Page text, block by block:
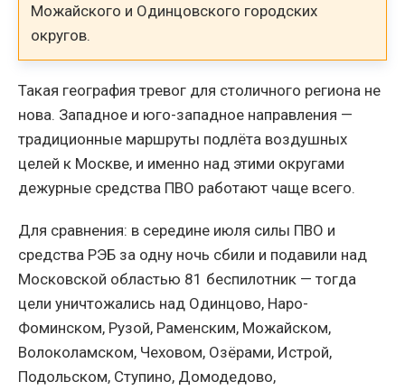
Можайского и Одинцовского городских
округов.
Такая география тревог для столичного региона не
нова. Западное и юго-западное направления —
традиционные маршруты подлёта воздушных
целей к Москве, и именно над этими округами
дежурные средства ПВО работают чаще всего.
Для сравнения: в середине июля силы ПВО и
средства РЭБ за одну ночь сбили и подавили над
Московской областью 81 беспилотник — тогда
цели уничтожались над Одинцово, Наро-
Фоминском, Рузой, Раменским, Можайском,
Волоколамском, Чеховом, Озёрами, Истрой,
Подольском, Ступино, Домодедово,